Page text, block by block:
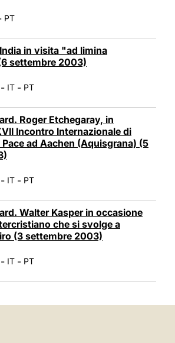
PT
in visita "ad limina
settembre 2003)
- IT - PT
Roger Etchegaray, in
Incontro Internazionale di
Pace ad Aachen (Aquisgrana) (5
- IT - PT
Walter Kasper in occasione
che si svolge a
(3 settembre 2003)
- IT - PT